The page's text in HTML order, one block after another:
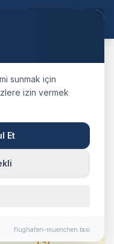
Airport
ab
sunmak için
izin vermek
Et
flughafen-muenchen.taxi